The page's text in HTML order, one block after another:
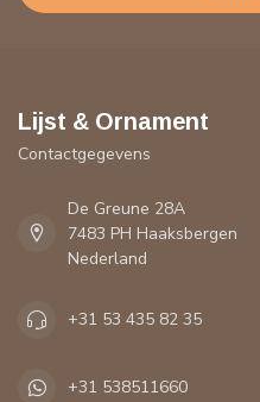
Lijst & Ornament
Contactgegevens
De Greune 28A
7483 PH Haaksbergen
Nederland
+31 53 435 82 35
+31 538511660